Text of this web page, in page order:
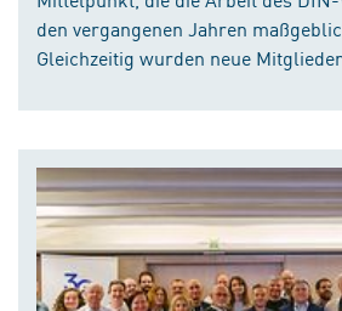
den vergangenen Jahren
Gleichzeitig wurden neue